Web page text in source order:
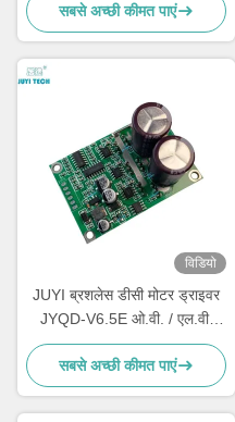
नियंत्रक
सबसे अच्छी कीमत पाएं
विडियो
JUYI ब्रशलेस डीसी मोटर ड्राइवर
JYQD-V6.5E ओ.वी. / एल.वी.
सुरक्षा पीडब्ल्यूएम आवृत्ति 1-20KHZ
सबसे अच्छी कीमत पाएं